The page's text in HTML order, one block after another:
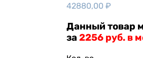
42880,00 ₽
Данный товар
за 2256 руб. в